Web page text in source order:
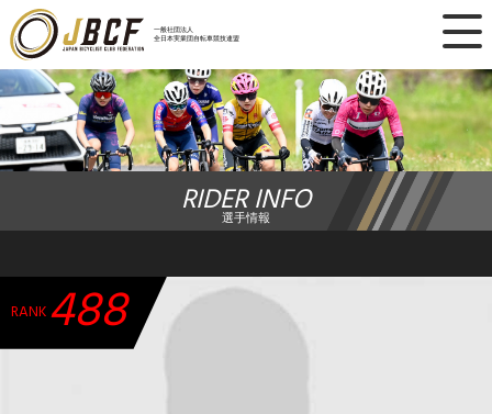
一般社団法人
全日本実業団自転車競技連盟
×
ニュース
レース日程
ランキング
チーム・選手
RIDER INFO
選手情報
RANK488